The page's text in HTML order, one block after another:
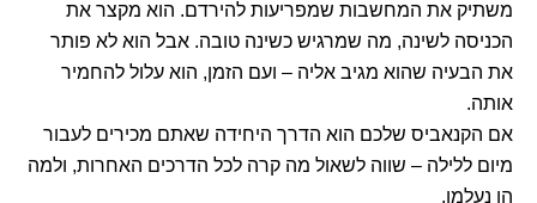
משתיק את המחשבות שמפריעות להירדם. הוא מקצר את
הכניסה לשינה, מה שמרגיש כשינה טובה. אבל הוא לא פותר
את הבעיה שהוא מגיב אליה – ועם הזמן, הוא עלול להחמיר
אותה.
אם הקנאביס שלכם הוא הדרך היחידה שאתם מכירים לעבור
מיום ללילה – שווה לשאול מה קרה לכל הדרכים האחרות, ולמה
הן נעלמו.